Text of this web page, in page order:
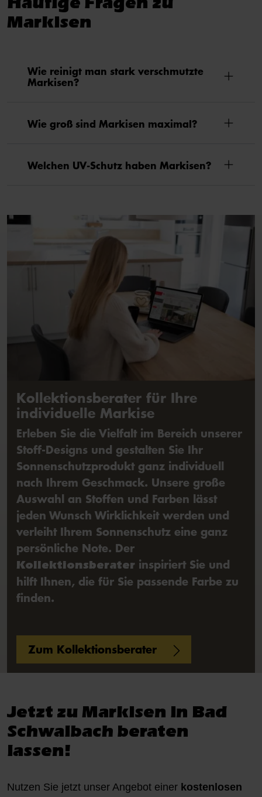
Markisen
Wie reinigt man stark verschmutzte
Markisen?
Wie groß sind Markisen maximal?
Welchen UV-Schutz haben Markisen?
Kollektionsberater für Ihre
individuelle Markise
Erleben Sie die Vielfalt im Bereich unserer
Stoff-Designs und gestalten Sie Ihr
Sonnenschutzprodukt ganz individuell
nach Ihrem Geschmack. Unsere große
Auswahl an Stoffen und Farben lässt
jeden Wunsch Wirklichkeit werden und
verleiht Ihrem Sonnenschutz eine ganz
persönliche Note. Der
Kollektionsberater inspiriert Sie und
hilft Ihnen, die für Sie passende Farbe zu
finden.
Zum Kollektionsberater
Jetzt zu Markisen in Bad
Schwalbach beraten
lassen!
Nutzen Sie jetzt unser Angebot einer kostenlosen